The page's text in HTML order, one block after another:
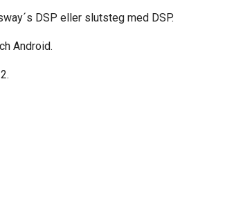
DSP eller slutsteg med DSP.
Android.